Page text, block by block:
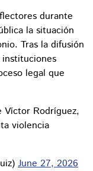
durante
la situación
Tras la difusión
instituciones
legal que
Víctor Rodríguez,
violencia
June 27, 2026